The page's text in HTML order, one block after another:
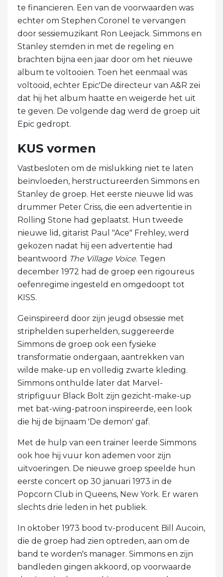
te financieren. Een van de voorwaarden was
echter om Stephen Coronel te vervangen
door sessiemuzikant Ron Leejack. Simmons en
Stanley stemden in met de regeling en
brachten bijna een jaar door om het nieuwe
album te voltooien. Toen het eenmaal was
voltooid, echter Epic'De directeur van A&R zei
dat hij het album haatte en weigerde het uit
te geven. De volgende dag werd de groep uit
Epic gedropt.
KUS vormen
Vastbesloten om de mislukking niet te laten
beïnvloeden, herstructureerden Simmons en
Stanley de groep. Het eerste nieuwe lid was
drummer Peter Criss, die een advertentie in
Rolling Stone had geplaatst. Hun tweede
nieuwe lid, gitarist Paul "Ace" Frehley, werd
gekozen nadat hij een advertentie had
beantwoord The Village Voice. Tegen
december 1972 had de groep een rigoureus
oefenregime ingesteld en omgedoopt tot
KISS.
Geïnspireerd door zijn jeugd obsessie met
striphelden superhelden, suggereerde
Simmons de groep ook een fysieke
transformatie ondergaan, aantrekken van
wilde make-up en volledig zwarte kleding.
Simmons onthulde later dat Marvel-
stripfiguur Black Bolt zijn gezicht-make-up
met bat-wing-patroon inspireerde, een look
die hij de bijnaam 'De demon' gaf.
Met de hulp van een trainer leerde Simmons
ook hoe hij vuur kon ademen voor zijn
uitvoeringen. De nieuwe groep speelde hun
eerste concert op 30 januari 1973 in de
Popcorn Club in Queens, New York. Er waren
slechts drie leden in het publiek.
In oktober 1973 bood tv-producent Bill Aucoin,
die de groep had zien optreden, aan om de
band te worden's manager. Simmons en zijn
bandleden gingen akkoord, op voorwaarde